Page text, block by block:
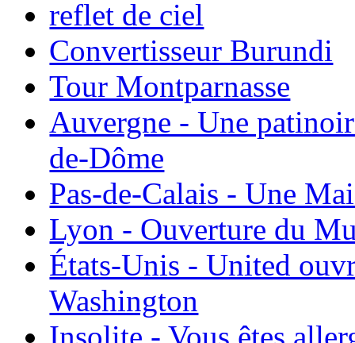
reflet de ciel
Convertisseur Burundi
Tour Montparnasse
Auvergne - Une
de-Dôme
Pas-de-Calais - Une
Lyon - Ouverture du
États-Unis - United
Washington
Insolite - Vous êtes